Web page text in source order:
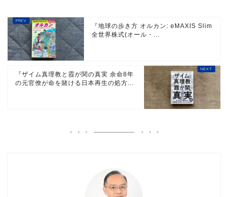
『地球の歩き方 オルカン: eMAXIS Slim
全世界株式(オール・...
『ザイム真理教と霞が関の真実 余命8年
の元官僚が命を賭ける日本再生の処方...